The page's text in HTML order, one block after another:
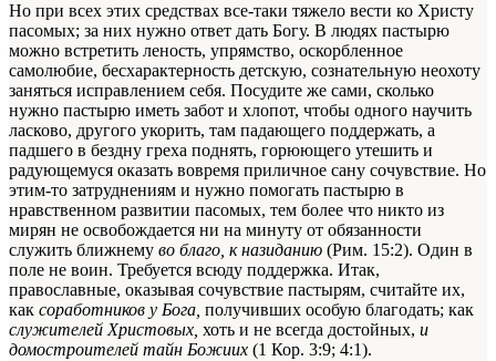
Но при всех этих средствах все-таки тяжело вести ко Христу
пасомых; за них нужно ответ дать Богу. В людях пастырю
можно встретить леность, упрямство, оскорбленное
самолюбие, бесхарактерность детскую, сознательную неохоту
заняться исправлением себя. Посудите же сами, сколько
нужно пастырю иметь забот и хлопот, чтобы одного научить
ласково, другого укорить, там падающего поддержать, а
падшего в бездну греха поднять, горюющего утешить и
радующемуся оказать вовремя приличное сану сочувствие. Но
этим-то затруднениям и нужно помогать пастырю в
нравственном развитии пасомых, тем более что никто из
мирян не освобождается ни на минуту от обязанности
служить ближнему во благо, к назиданию (Рим. 15:2). Один в
поле не воин. Требуется всюду поддержка. Итак,
православные, оказывая сочувствие пастырям, считайте их,
как соработников у Бога, получивших особую благодать; как
служителей Христовых, хоть и не всегда достойных, и
домостроителей тайн Божиих (1 Кор. 3:9; 4:1).